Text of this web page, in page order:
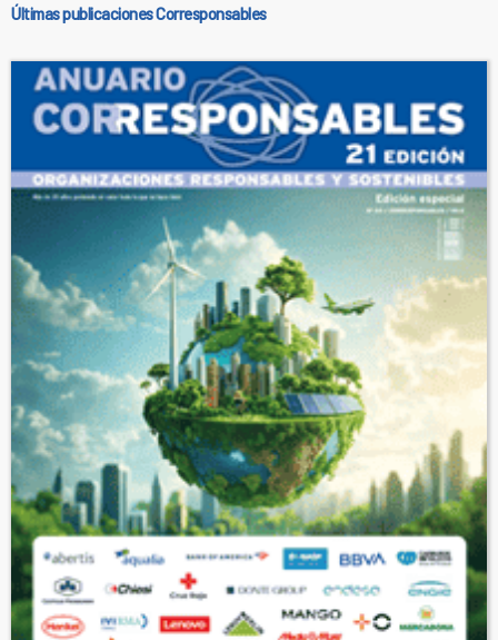
Últimas publicaciones Corresponsables